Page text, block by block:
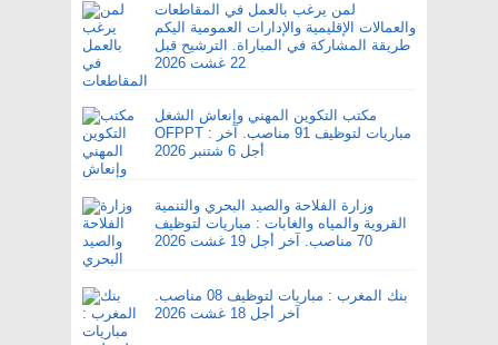
لمن يرغب بالعمل في المقاطعات
والعمالات الإقليمية والإدارات العمومية اليكم
طريقة المشاركة في المباراة. الترشيح قبل
22 غشت 2026
مكتب التكوين المهني وإنعاش الشغل
OFPPT : مباريات لتوظيف 91 مناصب. آخر
أجل 6 شتنبر 2026
وزارة الفلاحة والصيد البحري والتنمية
القروية والمياه والغابات : مباريات لتوظيف
70 مناصب. آخر أجل 19 غشت 2026
بنك المغرب : مباريات لتوظيف 08 مناصب.
آخر أجل 18 غشت 2026